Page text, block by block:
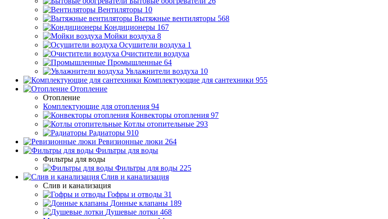
Вентиляторы 10
Вытяжные вентиляторы 568
Кондиционеры 167
Мойки воздуха 8
Осушители воздуха 1
Очистители воздуха
Промышленные 64
Увлажнители воздуха 10
Комплектующие для сантехники 955
Отопление
Отопление
Комплектующие для отопления 94
Конвекторы отопления 97
Котлы отопительные 293
Радиаторы 910
Ревизионные люки 264
Фильтры для воды
Фильтры для воды
Фильтры для воды 225
Слив и канализация
Слив и канализация
Гофры и отводы 31
Донные клапаны 189
Душевые лотки 468